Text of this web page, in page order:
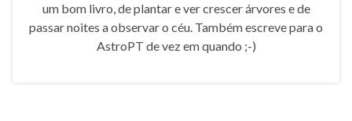
um bom livro, de plantar e ver crescer árvores e de
passar noites a observar o céu. Também escreve para o
AstroPT de vez em quando ;-)